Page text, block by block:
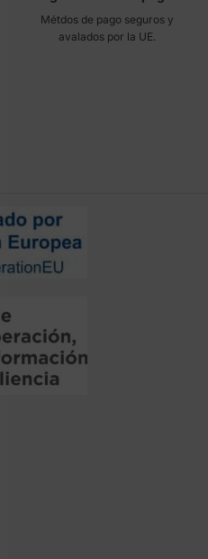
Métdos de pago seguros y
avalados por la UE.